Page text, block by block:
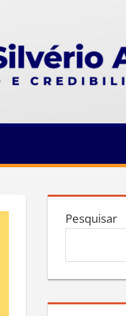
Pesquisar